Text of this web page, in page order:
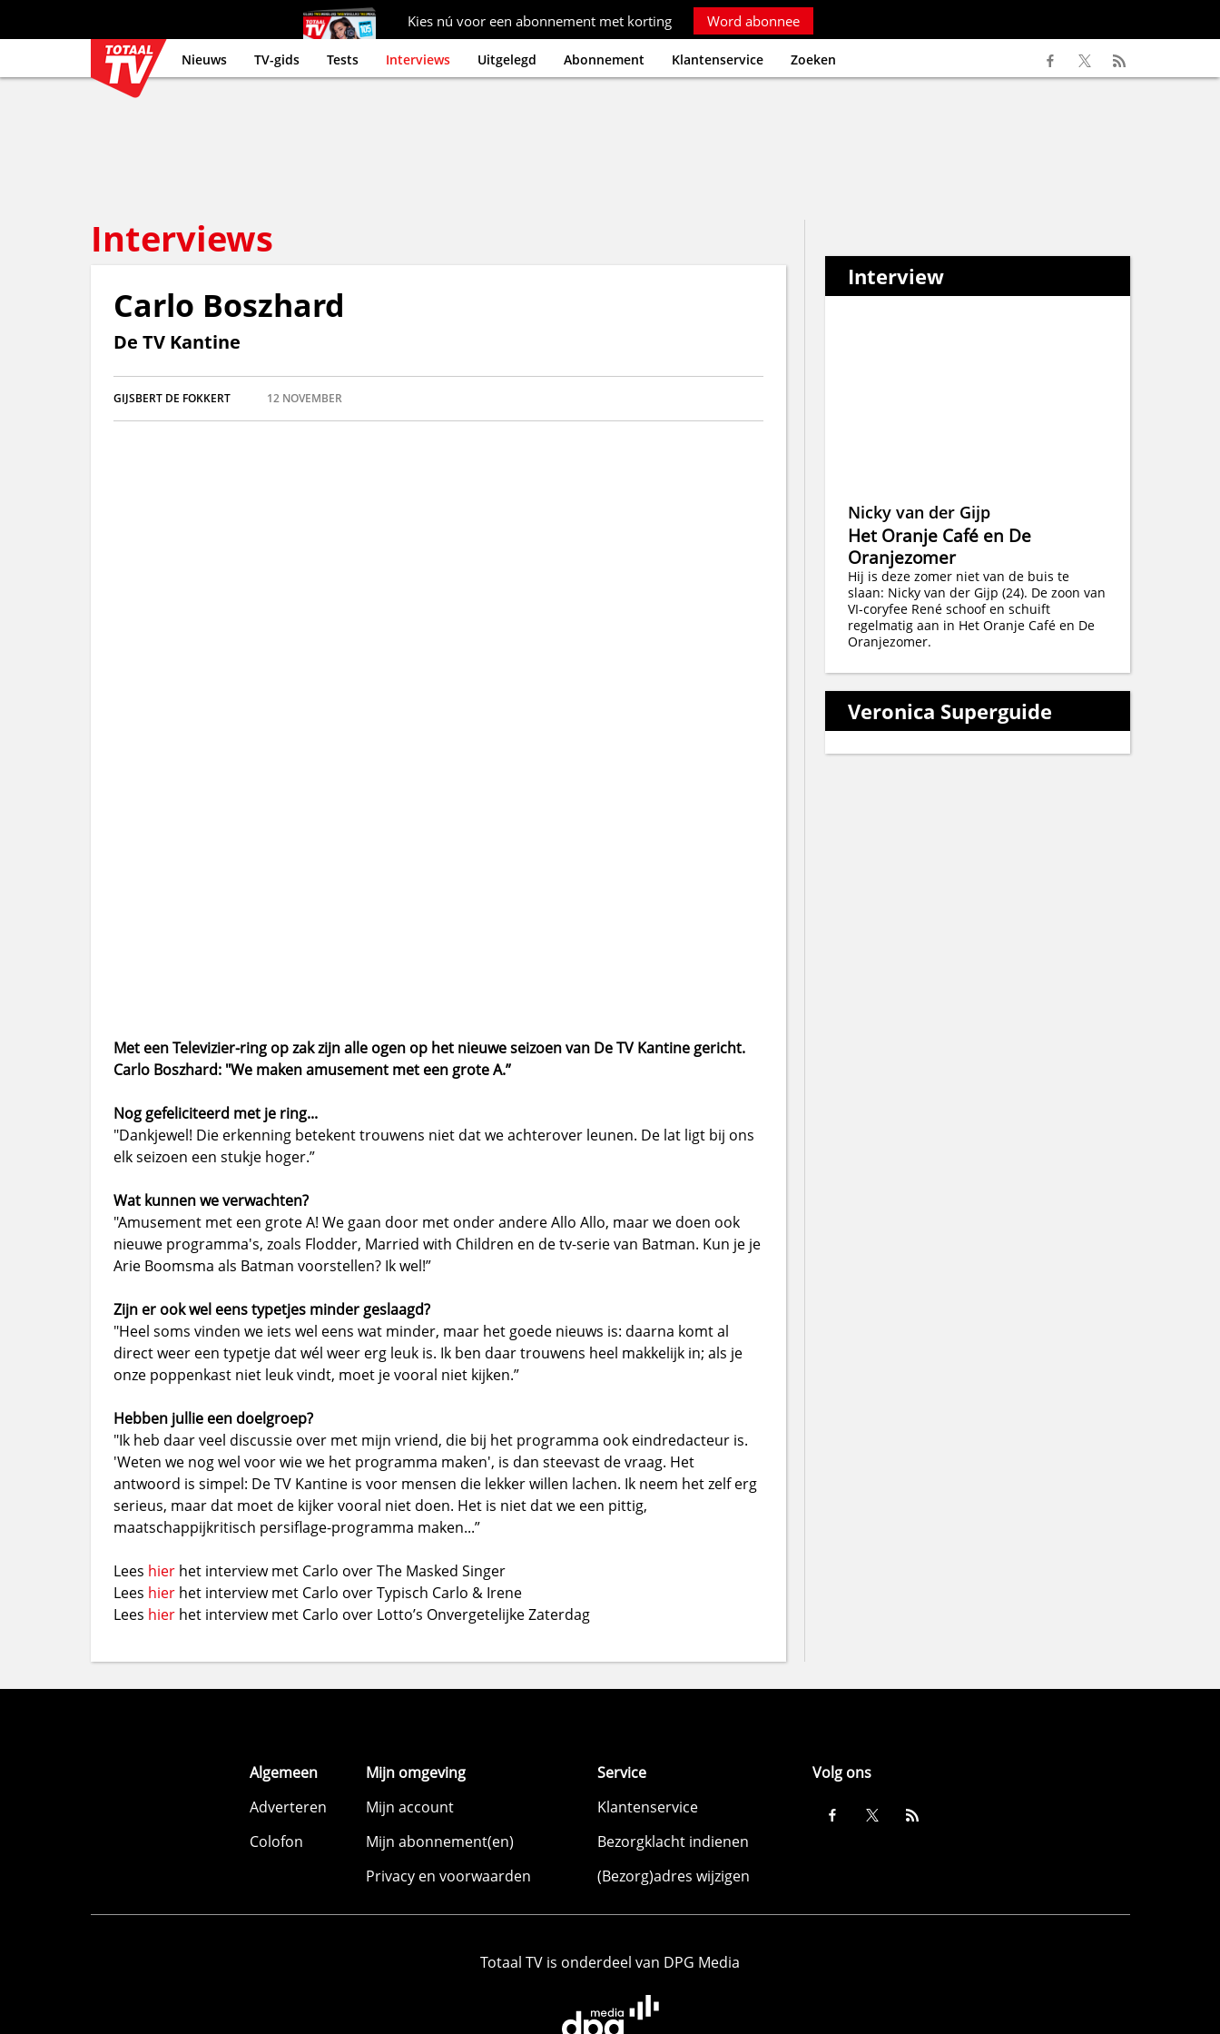
Kies nú voor een abonnement met korting Word abonnee
Nieuws TV-gids Tests Interviews Uitgelegd Abonnement Klantenservice Zoeken
Interviews
Carlo Boszhard
De TV Kantine
GIJSBERT DE FOKKERT 12 NOVEMBER
Met een Televizier-ring op zak zijn alle ogen op het nieuwe seizoen van De TV Kantine gericht.
Carlo Boszhard: "We maken amusement met een grote A.”
Nog gefeliciteerd met je ring...
"Dankjewel! Die erkenning betekent trouwens niet dat we achterover leunen. De lat ligt bij ons
elk seizoen een stukje hoger.”
Wat kunnen we verwachten?
"Amusement met een grote A! We gaan door met onder andere Allo Allo, maar we doen ook
nieuwe programma's, zoals Flodder, Married with Children en de tv-serie van Batman. Kun je je
Arie Boomsma als Batman voorstellen? Ik wel!”
Zijn er ook wel eens typetjes minder geslaagd?
"Heel soms vinden we iets wel eens wat minder, maar het goede nieuws is: daarna komt al
direct weer een typetje dat wél weer erg leuk is. Ik ben daar trouwens heel makkelijk in; als je
onze poppenkast niet leuk vindt, moet je vooral niet kijken.”
Hebben jullie een doelgroep?
"Ik heb daar veel discussie over met mijn vriend, die bij het programma ook eindredacteur is.
'Weten we nog wel voor wie we het programma maken', is dan steevast de vraag. Het
antwoord is simpel: De TV Kantine is voor mensen die lekker willen lachen. Ik neem het zelf erg
serieus, maar dat moet de kijker vooral niet doen. Het is niet dat we een pittig,
maatschappijkritisch persiflage-programma maken...”
Lees hierhet interview met Carlo over The Masked Singer
Lees hierhet interview met Carlo over Typisch Carlo & Irene
Lees hierhet interview met Carlo over Lotto’s Onvergetelijke Zaterdag
Interview
Nicky van der Gijp
Het Oranje Café en De
Oranjezomer
Hij is deze zomer niet van de buis te
slaan: Nicky van der Gijp (24). De zoon van
VI-coryfee René schoof en schuift
regelmatig aan in Het Oranje Café en De
Oranjezomer.
Veronica Superguide
Algemeen
Adverteren
Colofon
Mijn omgeving
Mijn account
Mijn abonnement(en)
Privacy en voorwaarden
Service
Klantenservice
Bezorgklacht indienen
(Bezorg)adres wijzigen
Volg ons
Totaal TV is onderdeel van DPG Media